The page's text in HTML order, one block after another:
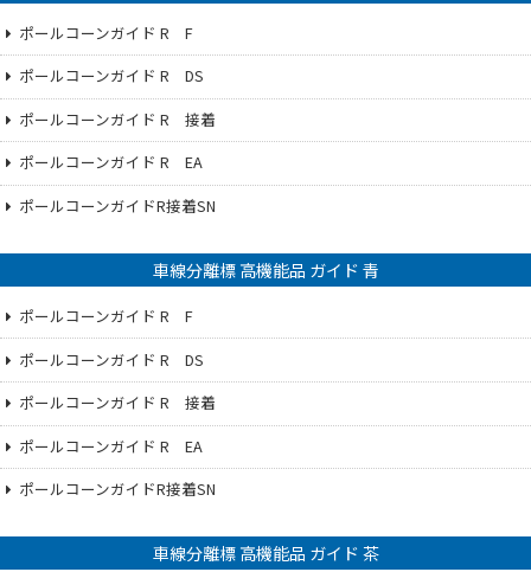
ポールコーンガイド R F
ポールコーンガイド R DS
ポールコーンガイド R 接着
ポールコーンガイド R EA
ポールコーンガイドR接着SN
車線分離標 高機能品 ガイド 青
ポールコーンガイド R F
ポールコーンガイド R DS
ポールコーンガイド R 接着
ポールコーンガイド R EA
ポールコーンガイドR接着SN
車線分離標 高機能品 ガイド 茶